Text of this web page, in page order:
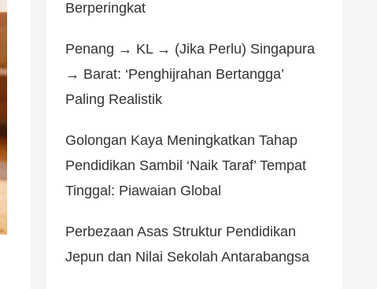
Berperingkat
Penang → KL → (Jika Perlu) Singapura
→ Barat: ‘Penghijrahan Bertangga’
Paling Realistik
Golongan Kaya Meningkatkan Tahap
Pendidikan Sambil ‘Naik Taraf’ Tempat
Tinggal: Piawaian Global
Perbezaan Asas Struktur Pendidikan
Jepun dan Nilai Sekolah Antarabangsa